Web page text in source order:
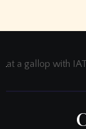
at a gallop with